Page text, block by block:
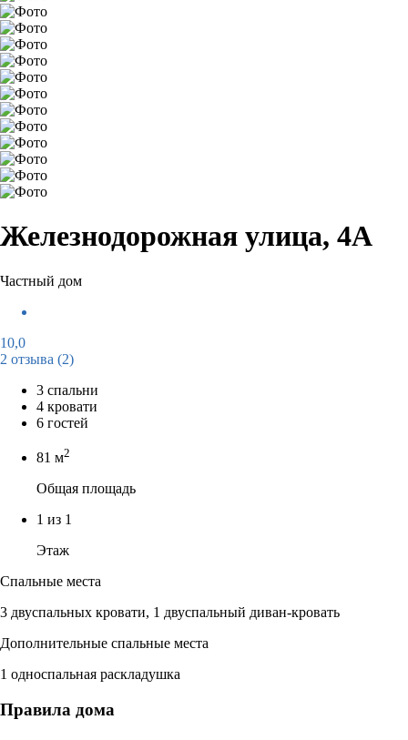
Железнодорожная улица, 4А
Частный дом
10,0
2 отзыва (2)
3 спальни
4 кровати
6 гостей
81 м2
Общая площадь
1 из 1
Этаж
Спальные места
3 двуспальных кровати, 1 двуспальный диван-кровать
Дополнительные спальные места
1 односпальная раскладушка
Правила дома